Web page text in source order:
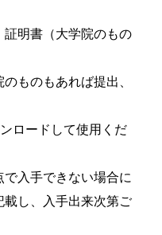
明書（大学院のもの
ものもあれば提出、
ロードして使用くだ
入手できない場合に
し、入手出来次第ご